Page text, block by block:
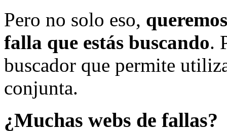
Pero no solo eso,
falla que estás buscando.
buscador que permite
conjunta.
¿Muchas webs de fallas?